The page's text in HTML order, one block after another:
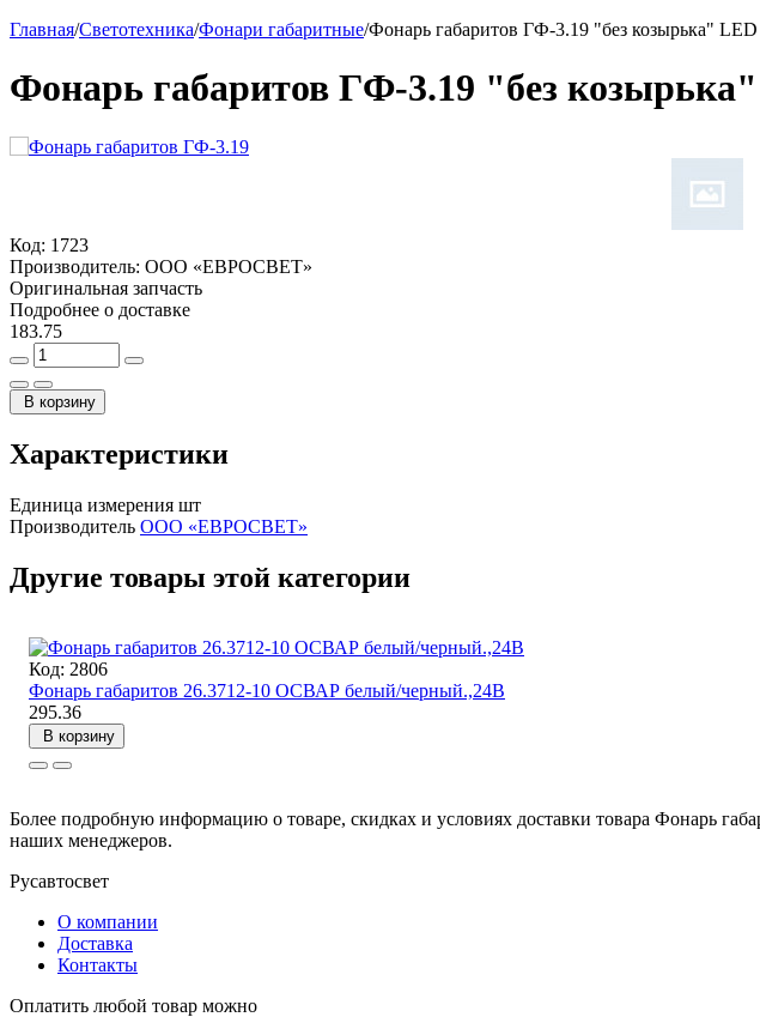
Главная/Светотехника/Фонари габаритные/Фонарь габаритов ГФ-3.19 "без козырька"
Фонарь габаритов ГФ-3.19 "без
Код: 1723
Производитель: ООО «ЕВРОСВЕТ»
Оригинальная запчасть
Подробнее о доставке
183.75
В корзину
Характеристики
Единица измерения шт
Производитель ООО «ЕВРОСВЕТ»
Другие товары этой категории
Код: 2806
Фонарь габаритов 26.3712-10 ОСВАР белый/черный.,24В
295.36
В корзину
Более подробную информацию о товаре, скидках и условиях доставки товара Фонарь
наших менеджеров.
Русавтосвет
О компании
Доставка
Контакты
Оплатить любой товар можно